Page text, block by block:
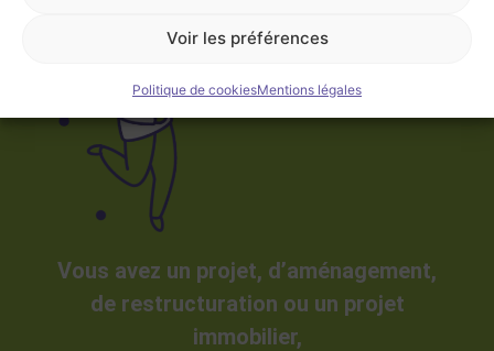
Voir les préférences
Politique de cookiesMentions légales
Vous avez un projet, d’aménagement,
de restructuration ou un projet
immobilier,